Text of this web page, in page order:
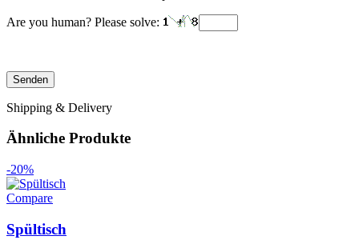
Are you human? Please solve:
Shipping & Delivery
Ähnliche Produkte
-20%
Compare
Spültisch